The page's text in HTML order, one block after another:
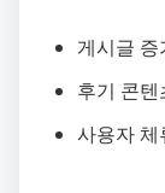
게시글 증
후기 콘
사용자 체